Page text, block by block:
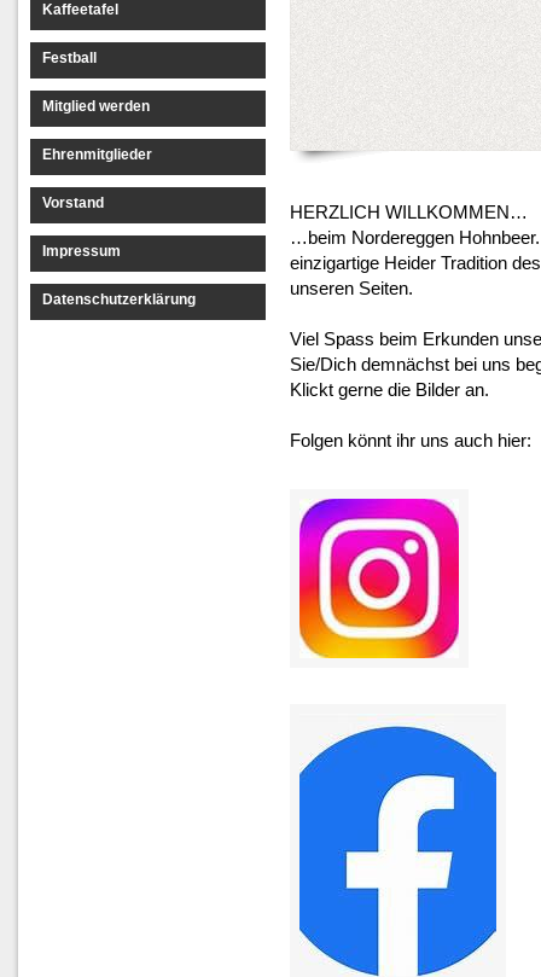
Kaffeetafel
Festball
Mitglied werden
Ehrenmitglieder
Vorstand
Impressum
Datenschutzerklärung
HERZLICH WILLKOMMEN…
…beim Nordereggen
einzigartige Heider Tradition
unseren Seiten.
Viel Spass beim Erkunden
Sie/Dich demnächst bei uns
Klickt gerne die Bilder an.
Folgen könnt ihr uns auch hier: